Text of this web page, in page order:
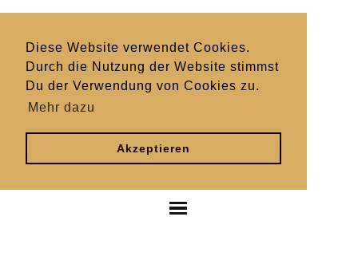
Diese Website verwendet Cookies.
Durch die Nutzung der Website stimmst
Du der Verwendung von Cookies zu.
Mehr dazu
Akzeptieren